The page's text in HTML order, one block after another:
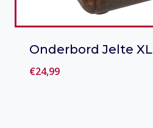
Onderbord Jelte XL
€24,99